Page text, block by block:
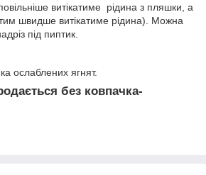
витікатиме рідина з пляшки, а
швидше витікатиме рідина). Можна
під пиптик.
ослаблених ягнят.
без ковпачка-